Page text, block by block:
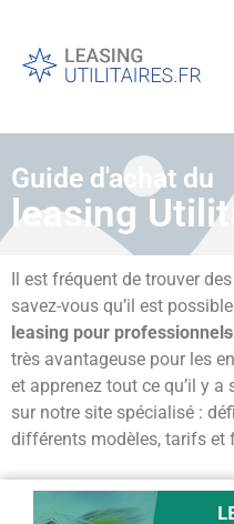
Guide d'achat du
leasing
Il est fréquent de trouver des
savez-vous qu’il est
leasing pour professionnels
très avantageuse pour les
et apprenez tout ce qu’il y a
sur notre site spécialisé :
différents modèles, tarifs et